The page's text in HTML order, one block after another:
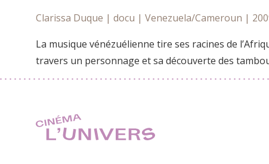
Clarissa Duque | docu | Venezuela/Cameroun |
La musique vénézuélienne tire ses racines de
travers un personnage et sa découverte des